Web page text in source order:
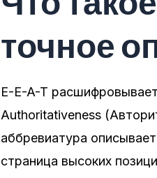
точное
E-E-A-T
Authoritativeness
аббревиатура
страница высоких